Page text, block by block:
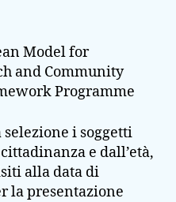
Model for
and Community
Programme
i soggetti
e dall’età,
alla data di
la presentazione